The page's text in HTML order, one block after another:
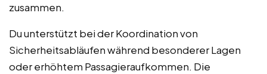
zusammen.
Du unterstützt bei der Koordination von
Sicherheitsabläufen während besonderer Lagen
oder erhöhtem Passagieraufkommen. Die